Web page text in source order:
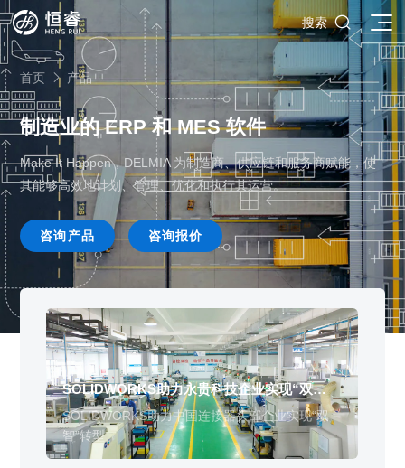
SOLIDWORKS研发设计
SOLIDWORKS 3D CAD
SOLIDWORKS 2D CAD
SOLIDWORKS 3D电气设计
SIMULATION结构仿真分析
 查看全部
多学科仿真
了解SIMULIA多学科仿真应用
CST电磁仿真
Abaqus有限元仿真分析
Xflow流体仿真
 查看全部
3DEXPERIENCE云平台
什么是3DEXPERIENCE平台？
3DEXPERIENCE on the Cloud
3DEXPERIENCE Marketplace
推荐项目
ENOVIA产品全生命周期管理（PLM）
BIOVIA生命科学和材料科学
SOLIDWORKS PDM产品数据管理
推荐工具
DriveWorks参数化工具
SOLIDWORKS Inspection质量检验
​SOLIDWORKS Manage项目管理
DELMIA端到端ERP系统
增值服务
增值服务-参数化
增值服务-标准化
可视化&数字孪生技术
面向工业
船舶与海洋工程解决方案
工程设备设计解决方案
航天航空行业解决方案
能源行业数字化解决方案
机械设备行业数字化解决方案
面向公司与个人
初创企业
企业家
面向学术界
教育工作者
研究人员
学生/初学者
产品的技术
最新版本
资源下载
技术文章
系统要求
恒睿课堂
热门视频
精选视频
往期视频
西南培训中心
走进西南培训中心
认证目录
在线培训
推荐问答
SolidWorks采购指南：正版软件的成本构成与价值解析
SolidWorks代理商级别全解析：成都恒睿在西南区域凭
什么值得信赖？
SOLIDWORKS购买如何选择代理商？一文看懂避坑指南
招聘岗位
销售类
技术类
关于恒睿
公司简介
新闻资讯
产品报价
获取SOLIDWORKS报价
联系我们
产品/服务
获取试用版
校企合作
搜索 
首页  产品
制造业的 ERP 和 MES 软件
Make It Happen，DELMIA 为制造商、供应链和服务商赋能，使
其能够高效地计划、管理、优化和执行其运营。
咨询产品 咨询报价
SOLIDWORKS助力永贵科技企业实现“双
智”转型
SOLIDWORKS助力中国连接器头部企业实现“双
智”转型